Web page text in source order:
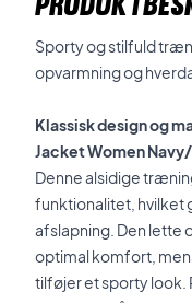
Sporty og stilfuld
opvarmning og
Klassisk design og
Jacket Women
Denne alsidige
funktionalitet, hvilket
afslapning. Den lette
optimal komfort,
tilføjer et sporty look.